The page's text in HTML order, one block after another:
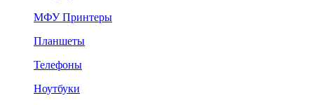
МФУ Принтеры
Планшеты
Телефоны
Ноутбуки